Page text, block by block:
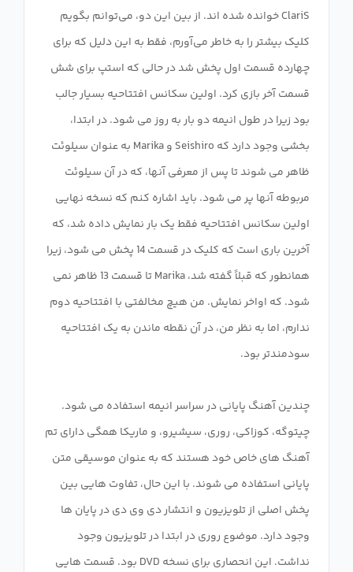
ClariS خوانده شده اند. از بین این دو، می‌توانم بگویم
کلیک بیشتر را به خاطر می‌آورم، فقط به این دلیل که برای
چهارده قسمت اول پخش شد در حالی که استپ برای شش
قسمت آخر بازی کرد. اولین سکانس افتتاحیه بسیار جالب
بود زیرا در طول انیمه دو بار به روز می شود. در ابتدا،
بخشی وجود دارد که Seishiro و Marika به عنوان سیلوئت
ظاهر می شوند تا پس از معرفی آنها، که در آن سیلوئت
مربوطه آنها پر می شود. باید اشاره کنم که نسخه نهایی
اولین سکانس افتتاحیه فقط یک بار نمایش داده شد، که
آخرین باری است که کلیک در قسمت 14 پخش می شود، زیرا
همانطور که قبلاً گفته شد، Marika تا قسمت 13 ظاهر نمی
شود. که اواخر نمایش. من هیچ مخالفتی با افتتاحیه دوم
ندارم، اما به نظر من، در آن نقطه ماندن به یک افتتاحیه
چندین آهنگ پایانی در سراسر انیمه استفاده می شود.
چیتوگه، کوزاکی، روری، سیشیرو، و ماریکا همگی دارای تم
آهنگ های خاص خود هستند که به عنوان موسیقی متن
پایانی استفاده می شوند. با این حال، تفاوت هایی بین
پخش اصلی از تلویزیون و انتشار دی وی دی در پایان ها
وجود دارد. موضوع روری در ابتدا در تلویزیون وجود
نداشت. این انحصاری برای نسخه DVD بود. قسمت هایی